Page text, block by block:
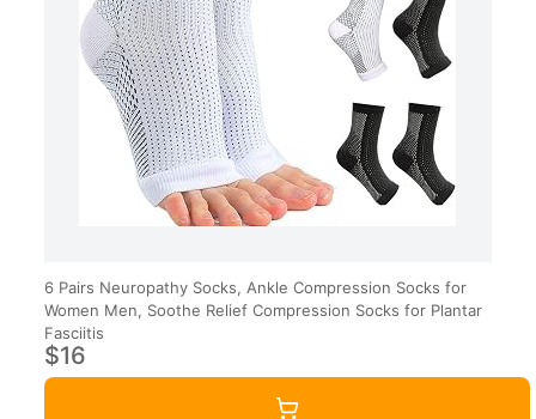
6 Pairs Neuropathy Socks, Ankle Compression Socks for
Women Men, Soothe Relief Compression Socks for Plantar
Fasciitis
$16